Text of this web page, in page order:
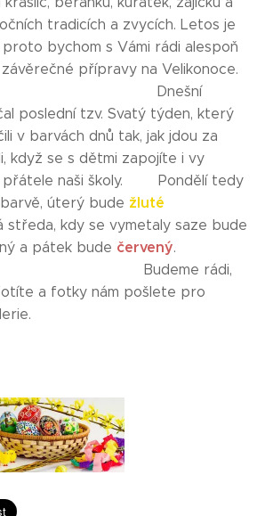
tradicích a zvycích. Letos je
proto bychom s Vámi rádi alespoň
přípravy na Velikonoce.
poslední tzv. Svatý týden, který
v barvách dnů tak, jak jdou za
když se s dětmi zapojíte i vy
přátele naši školy. Pondělí tedy
barvě, úterý bude žluté
středa, kdy se vymetaly saze bude
a pátek bude červený.
rádi,
a fotky nám pošlete pro